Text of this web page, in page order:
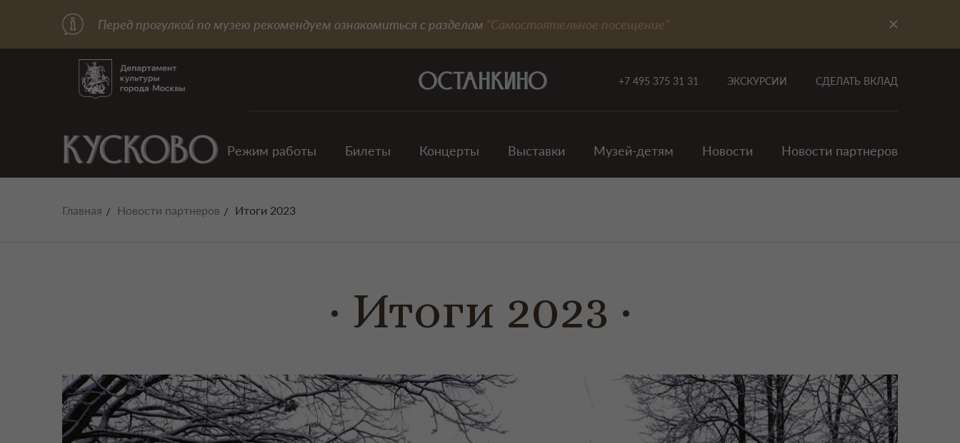
Перед прогулкой по музею рекомендуем ознакомиться с разделом "Самостоятельное посещение"
+7 495 375 31 31 ЭКСКУРСИИ СДЕЛАТЬ ВКЛАД
Режим работы Билеты Концерты Выставки Музей-детям Новости Новости партнеров
Главная Новости партнеров Итоги 2023
Итоги 2023